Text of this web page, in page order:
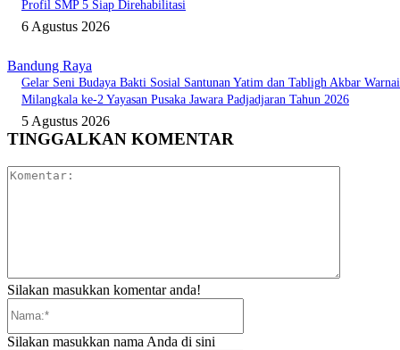
Profil SMP 5 Siap Direhabilitasi
6 Agustus 2026
Bandung Raya
Gelar Seni Budaya Bakti Sosial Santunan Yatim dan Tabligh Akbar Warnai
Milangkala ke-2 Yayasan Pusaka Jawara Padjadjaran Tahun 2026
5 Agustus 2026
TINGGALKAN KOMENTAR
Silakan masukkan komentar anda!
Silakan masukkan nama Anda di sini